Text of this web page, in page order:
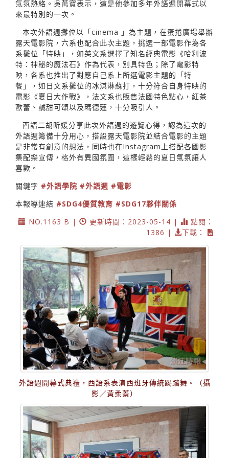
氣氛熱絡。吳萬寶表示，這是他參加多年外語週開幕式以
來最特別的一次。
本次外語週攤位以「cinema 」為主題，在蛋捲廣場舉辦
露天電影院，六系也配合此次主題，挑選一部電影作為各
系攤位「特映」，如英文系選擇了知名經典電影《哈利波
特：神秘的魔法石》作為代表，別具特色；除了電影特
映，各系也推出了對應自己系上所選電影主題的「特
餐」，如日文系攤位的冰淇淋蘇打，十分符合自身特映的
電影《夏日大作戰》，法文系也販售法國特色點心，紅茶
歐蕾、鹹甜可頌以及瑪德蓮，十分吸引人。
西語二胡昕媛分享此次外語週的遊覽心得，認為這次的
外語週籌備十分用心，搭設露天電影院並結合電影的主題
是非常有創意的想法，同時也在Instagram上搭配各國影
集配樂宣傳，格外有異國氛圍，這樣輕鬆的夏日氣氛讓人
喜歡。
關鍵字 #外語學院 #外語週 #電影
本報導連結 #SDG4優質教育 #SDG17夥伴關係
NO.1163 B |
更新時間：2023-05-14 |
點閱：
1386 |
下載：
外語週開幕式典禮，西語系表演西班牙傳統踢踏舞。（攝
影／黃柔蓁）